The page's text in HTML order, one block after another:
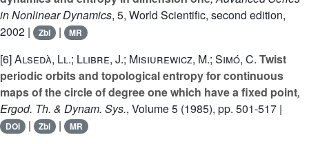
in Nonlinear Dynamics, 5, World Scientific, second edition,
2002 |
Zbl | MR
[6]Alsedà, Ll.; Llibre, J.; Misiurewicz, M.; Simó, C. Twist
periodic orbits and topological entropy for continuous
maps of the circle of degree one which have a fixed point,
Ergod. Th. & Dynam. Sys., Volume 5 (1985), pp. 501-517 |
DOI | Zbl | MR